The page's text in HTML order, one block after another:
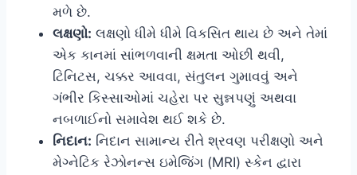
મળે છે.
લક્ષણો: લક્ષણો ધીમે ધીમે વિકસિત થાય છે અને તેમાં
એક કાનમાં સાંભળવાની ક્ષમતા ઓછી થવી,
ટિનિટસ, ચક્કર આવવા, સંતુલન ગુમાવવું અને
ગંભીર કિસ્સાઓમાં ચહેરા પર સુન્નપણું અથવા
નબળાઈનો સમાવેશ થઈ શકે છે.
નિદાન: નિદાન સામાન્ય રીતે શ્રવણ પરીક્ષણો અને
મેગ્નેટિક રેઝોનન્સ ઇમેજિંગ (MRI) સ્કેન દ્વારા